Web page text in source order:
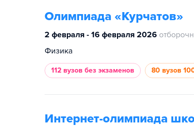
Олимпиада «Курчатов»
2 февраля - 16 февраля 2026
Физика
112 вузов без экзаменов 80 вузов
Интернет-олимпиада